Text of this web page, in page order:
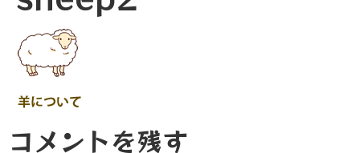
コメントを残す